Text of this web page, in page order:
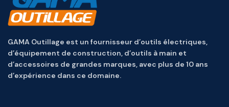
GAMA Outillage est un fournisseur d’outils électriques,
d’équipement de construction, d’outils à main et
d’accessoires de grandes marques, avec plus de 10 ans
d’expérience dans ce domaine.